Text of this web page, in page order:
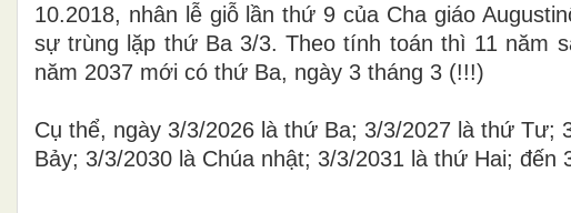
10.2018, nhân lễ giỗ lần thứ 9 của Cha giáo
sự trùng lặp thứ Ba 3/3. Theo tính toán thì 11 năm
năm 2037 mới có thứ Ba, ngày 3 tháng 3 (!!!)
Cụ thể, ngày 3/3/2026 là thứ Ba; 3/3/2027 là thứ
Bảy; 3/3/2030 là Chúa nhật; 3/3/2031 là thứ Hai;